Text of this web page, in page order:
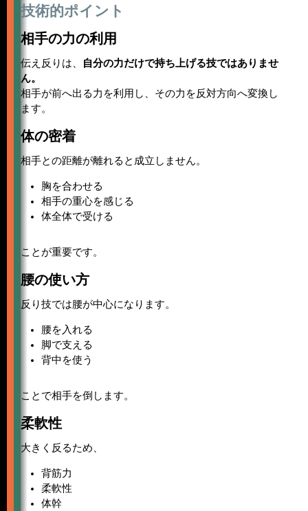
技術的ポイント
相手の力の利用
伝え反りは、
自分の力だけで持ち上げる技ではありませ
ん。
相手が前へ出る力を利用し、その力を反対方向へ変換し
ます。
体の密着
相手との距離が離れると成立しません。
胸を合わせる
相手の重心を感じる
体全体で受ける
ことが重要です。
腰の使い方
反り技では腰が中心になります。
腰を入れる
脚で支える
背中を使う
ことで相手を倒します。
柔軟性
大きく反るため、
背筋力
柔軟性
体幹